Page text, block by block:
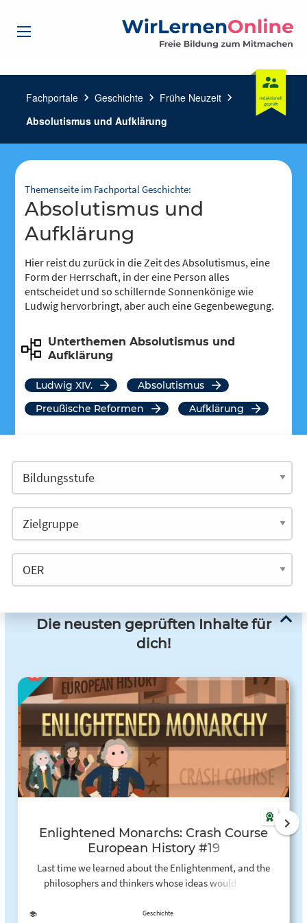
Fachportale chevron_right Geschichte chevron_right Frühe Neuzeit chevron_right
Absolutismus und Aufklärung
Themenseite im Fachportal Geschichte:
Absolutismus und
Aufklärung
Hier reist du zurück in die Zeit des Absolutismus, eine
Form der Herrschaft, in der eine Person alles
entscheidet und so schillernde Sonnenkönige wie
Ludwig hervorbringt, aber auch eine Gegenbewegung.
Unterthemen Absolutismus und
Aufklärung
Ludwig XIV.
Absolutismus
Preußische Reformen
Aufklärung
Die neusten geprüften Inhalte für
dich!
Enlightened Monarchs: Crash Course
European History #19
Last time we learned about the Enlightenment, and the
philosophers and thinkers whose ideas would shape
how monarchs across Europe were influenced by those
Geschichte